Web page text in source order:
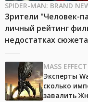
SPIDER-MAN: BRAND
Зрители "Человек-
личный рейтинг
недостатках
MASS EFFECT
Эксперты
сколько
завалить